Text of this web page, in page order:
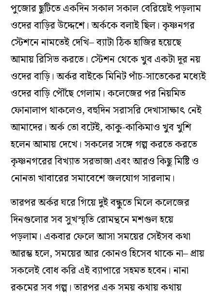
পুজোর ছুটিতে একদিন সকাল সকাল বেরিয়েই পড়লাম
ওদের বাড়ির উদ্দেশে। অর্ককে বলাই ছিল। কৃষ্ণনগর
স্টেশনে নামতেই দেখি– ব্যাটা ঠিক হাজির হয়েছে
আমায় রিসিভ করতে। স্টেশন থেকে খুব একটা দূর নয়
ওদের বাড়ি। অর্কর বাইকে মিনিট পাঁচ-সাতেকের মধ্যেই
ওদের বাড়ি পৌঁছে গেলাম। কলেজের পর নিয়মিত
ফোনালাপ থাকলেও, বহুদিন সরাসরি দেখাসাক্ষাৎ নেই
আমাদের। অর্ক তো বটেই, কাকু-কাকিমাও খুব খুশি
হলেন আমায় দেখে। সকলের সঙ্গে গল্প করতে করতে
কৃষ্ণনগরের বিখ্যাত সরভাজা এবং আরও কিছু মিষ্টি ও
নোনতা খাবারের সমাবেশে জলযোগ সারলাম।
তারপর অর্কর ঘরে গিয়ে দুই বন্ধুতে মিলে কলেজের
দিনগুলোর সব সুখস্মৃতি রোমন্থনে মশগুল হয়ে
পড়লাম। একবার ফেলে আসা সময়ের সেইসব কথা
আরম্ভ হলে, সময়ের আর কোনও হিসেব থাকে না– প্রায়
সকলেই বোধ করি এই ব্যাপারে সহমত হবেন। নানা
রকমের সব গল্প। তারপর এক সময় কথায় কথায়